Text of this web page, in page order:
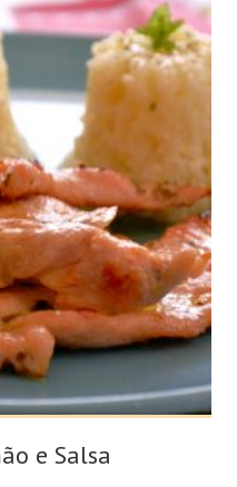
e Salsa